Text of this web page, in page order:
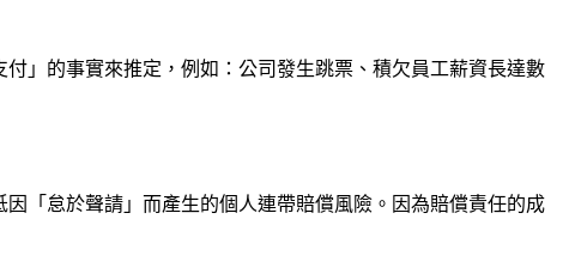
」的事實來推定，例如：公司發生跳票、積欠員工薪資長達數
「怠於聲請」而產生的個人連帶賠償風險。因為賠償責任的成